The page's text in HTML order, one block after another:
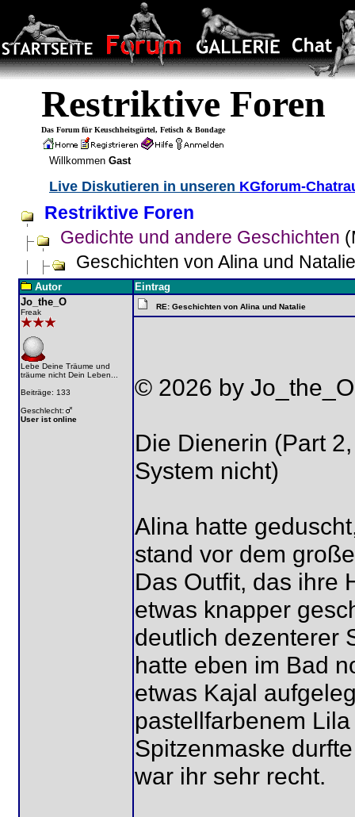
Restriktive Foren
Das Forum für Keuschheitsgürtel, Fetisch & Bondage
Willkommen Gast
Live Diskutieren in unseren KGforum-
Restriktive Foren
Gedichte und andere Geschichten
Geschichten von Alina und Natalie
Autor
Eintrag
Jo_the_O
Freak
Lebe Deine Träume und
träume nicht Dein Leben...
Beiträge: 133
Geschlecht:
User ist online
RE: Geschichten von Alina und Natalie
© 2026 by Jo_the_O
Die Dienerin (Part
System nicht)
Alina hatte
stand vor dem
Das Outfit, das ihre
etwas knapper
deutlich dezenterer
hatte eben im Bad
etwas Kajal
pastellfarbenem
Spitzenmaske
war ihr sehr recht.